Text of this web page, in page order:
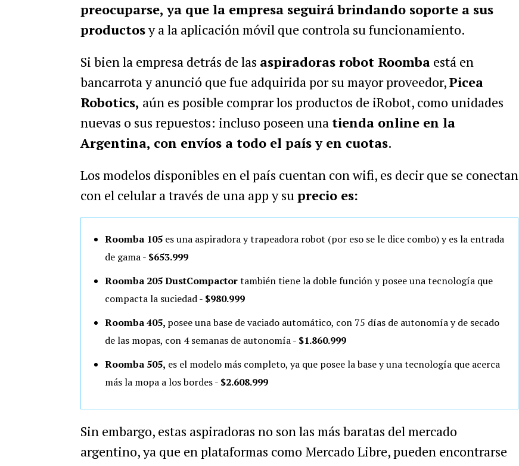
preocuparse, ya que la empresa seguirá brindando soporte a sus
productosy a la aplicación móvil que controla su funcionamiento.
Si bien la empresa detrás de las aspiradoras robot Roombaestá en
bancarrota y anunció que fue adquirida por su mayor proveedor,Picea
Robotics, aún es posible comprar los productos de iRobot, como unidades
nuevas o sus repuestos: incluso poseen una tienda online en la
Argentina, con envíos a todo el país y en cuotas.
Los modelos disponibles en el país cuentan con wifi, es decir que se conectan
con el celular a través de una app y suprecio es:
Roomba 105es una aspiradora y trapeadora robot (por eso se le dice combo) y es la entrada
de gama - $653.999
Roomba 205 DustCompactortambién tiene la doble función y posee una tecnología que
compacta la suciedad - $980.999
Roomba 405, posee una base de vaciado automático, con 75 días de autonomía y de secado
de las mopas, con 4 semanas de autonomía - $1.860.999
Roomba 505, es el modelo más completo, ya que posee la base y una tecnología que acerca
más la mopa a los bordes - $2.608.999
Sin embargo, estas aspiradoras no son las más baratas del mercado
argentino, ya que en plataformas como Mercado Libre, pueden encontrarse